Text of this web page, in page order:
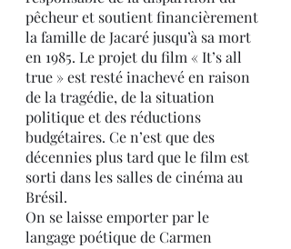
pêcheur et soutient financièrement
la famille de Jacaré jusqu’à sa mort
en 1985. Le projet du film « It’s all
true » est resté inachevé en raison
de la tragédie, de la situation
politique et des réductions
budgétaires. Ce n’est que des
décennies plus tard que le film est
sorti dans les salles de cinéma au
Brésil.
On se laisse emporter par le
langage poétique de Carmen